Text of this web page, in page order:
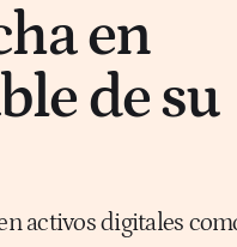
en
de su
activos digitales